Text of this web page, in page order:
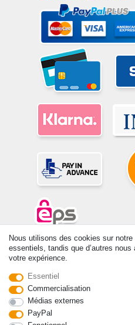
© Copyright 2026 | Tous droits réservés.
prix indiqués par le Vendeur au moment
Nous utilisons des cookies sur
essentiels, tandis que d’autres
votre expérience.
Essentiel
Commercialisation
Médias externes
PayPal
Rétracter le contrat ici